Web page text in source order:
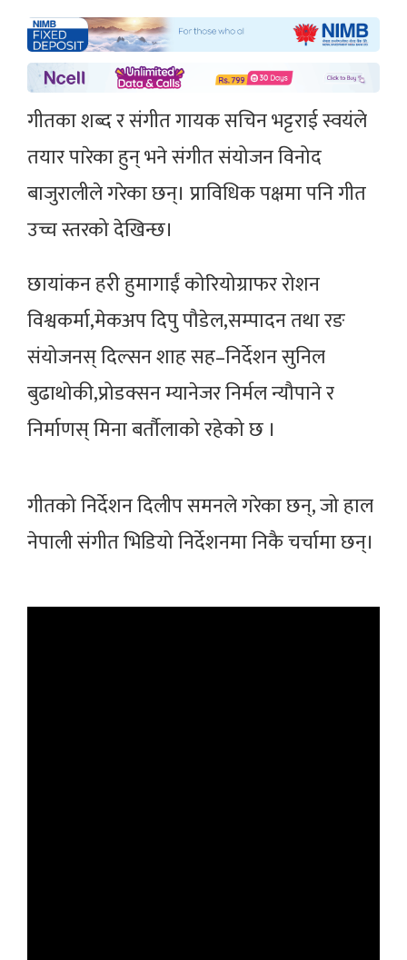
गीतका शब्द र संगीत गायक सचिन भट्टराई स्वयंले
तयार पारेका हुन् भने संगीत संयोजन विनोद
बाजुरालीले गरेका छन्। प्राविधिक पक्षमा पनि गीत
उच्च स्तरको देखिन्छ।
छायांकन हरी हुमागाईं कोरियोग्राफर रोशन
विश्वकर्मा,मेकअप दिपु पौडेल,सम्पादन तथा रङ
संयोजनस् दिल्सन शाह सह–निर्देशन सुनिल
बुढाथोकी,प्रोडक्सन म्यानेजर निर्मल न्यौपाने र
निर्माणस् मिना बर्तौलाको रहेको छ ।
गीतको निर्देशन दिलीप समनले गरेका छन्, जो हाल
नेपाली संगीत भिडियो निर्देशनमा निकै चर्चामा छन्।